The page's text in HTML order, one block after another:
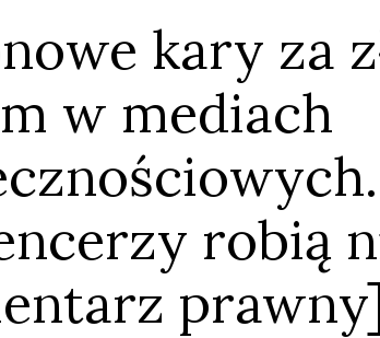
kary za
w mediach
robią